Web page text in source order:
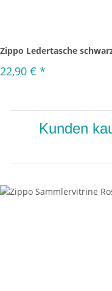
Zippo Ledertasche
22,90 € *
Kunden